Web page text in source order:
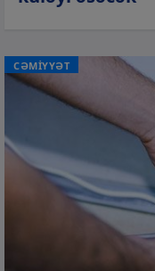
CƏMİYYƏT